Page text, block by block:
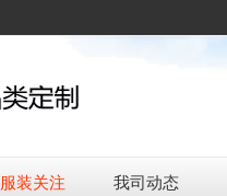
服装关注 我司动态